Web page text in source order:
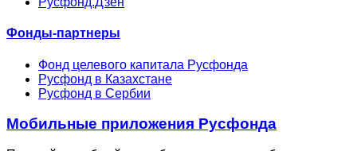
Фонды-партнеры
Фонд целевого капитала Русфонда
Русфонд в Казахстане
Русфонд в Сербии
Мобильные приложения Русфонда